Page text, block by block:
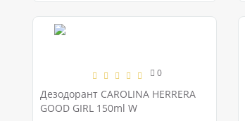
0
Дезодорант CAROLINA HERRERA
GOOD GIRL 150ml W